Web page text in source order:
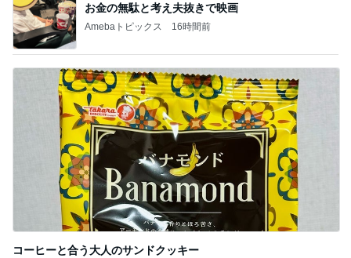
お金の無駄と考え夫抜きで映画
Amebaトピックス 16時間前
コーヒーと合う大人のサンドクッキー